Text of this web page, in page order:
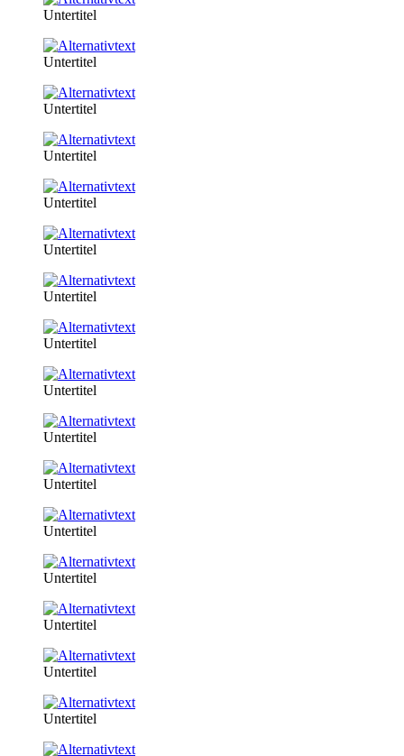
Untertitel
Untertitel
Untertitel
Untertitel
Untertitel
Untertitel
Untertitel
Untertitel
Untertitel
Untertitel
Untertitel
Untertitel
Untertitel
Untertitel
Untertitel
Untertitel